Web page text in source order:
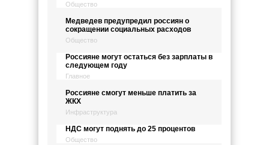
Общество
Медведев предупредил россиян о
сокращении социальных расходов
Общество
Россияне могут остаться без зарплаты в
следующем году
Главное
Россияне смогут меньше платить за
ЖКХ
Инфраструктура
НДС могут поднять до 25 процентов
Общество